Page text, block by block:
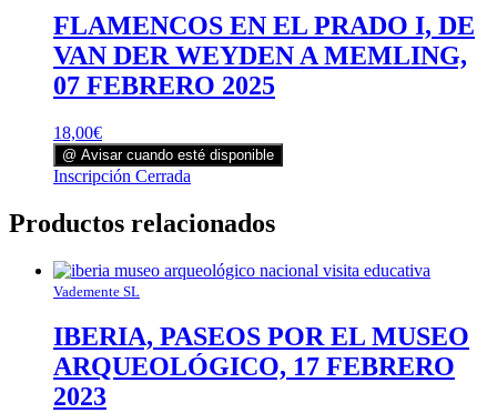
FLAMENCOS EN EL PRADO I, DE
VAN DER WEYDEN A MEMLING,
07 FEBRERO 2025
18,00€
@ Avisar cuando esté disponible
Inscripción Cerrada
tiene
múltiples
Las
pueden
elegir
en
Productos relacionados
Vademente SL
IBERIA, PASEOS POR EL MUSEO
ARQUEOLÓGICO, 17 FEBRERO
2023